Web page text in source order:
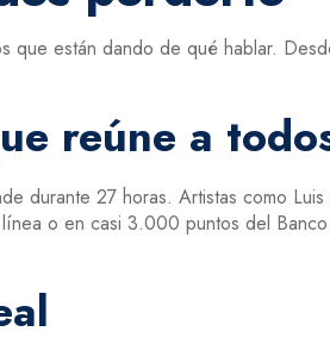
están dando de qué hablar.
reúne a
durante 27 horas. Artistas como
o en casi 3.000 puntos del